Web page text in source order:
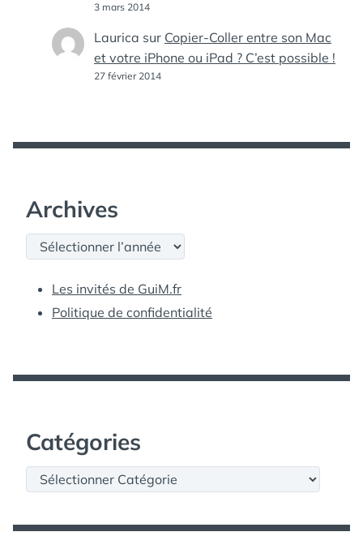
3 mars 2014
Laurica sur Copier-Coller entre son Mac
et votre iPhone ou iPad ? C’est possible !
27 février 2014
Archives
Archives
Les invités de GuiM.fr
Politique de confidentialité
Catégories
Catégories